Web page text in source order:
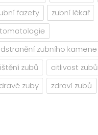
fazety
zubní lékař
zubního kamene
zubů
citlivost zubů
zuby
zdraví zubů